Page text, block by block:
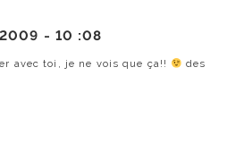
2009 - 10 :08
avec toi, je ne vois que ça!!
des